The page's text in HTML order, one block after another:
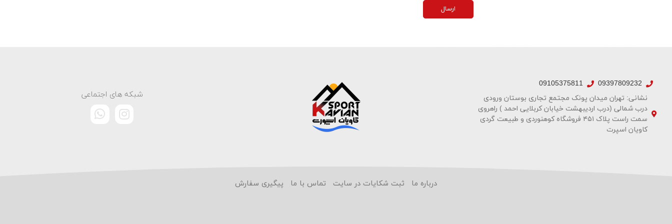
ارسال
09397809232
09105375811
نشانی: تهران میدان پونک مجتمع تجاری بوستان ورودی
درب شمالی (درب اردیبهشت خیابان کربلایی احمد ) راهروی
سمت راست پلاک ۴۵۱ فروشگاه کوهنوردی و طبیعت گردی
کاویان اسپرت
شبکه های اجتماعی
درباره ما ثبت شکایات در سایت تماس با ما پیگیری سفارش